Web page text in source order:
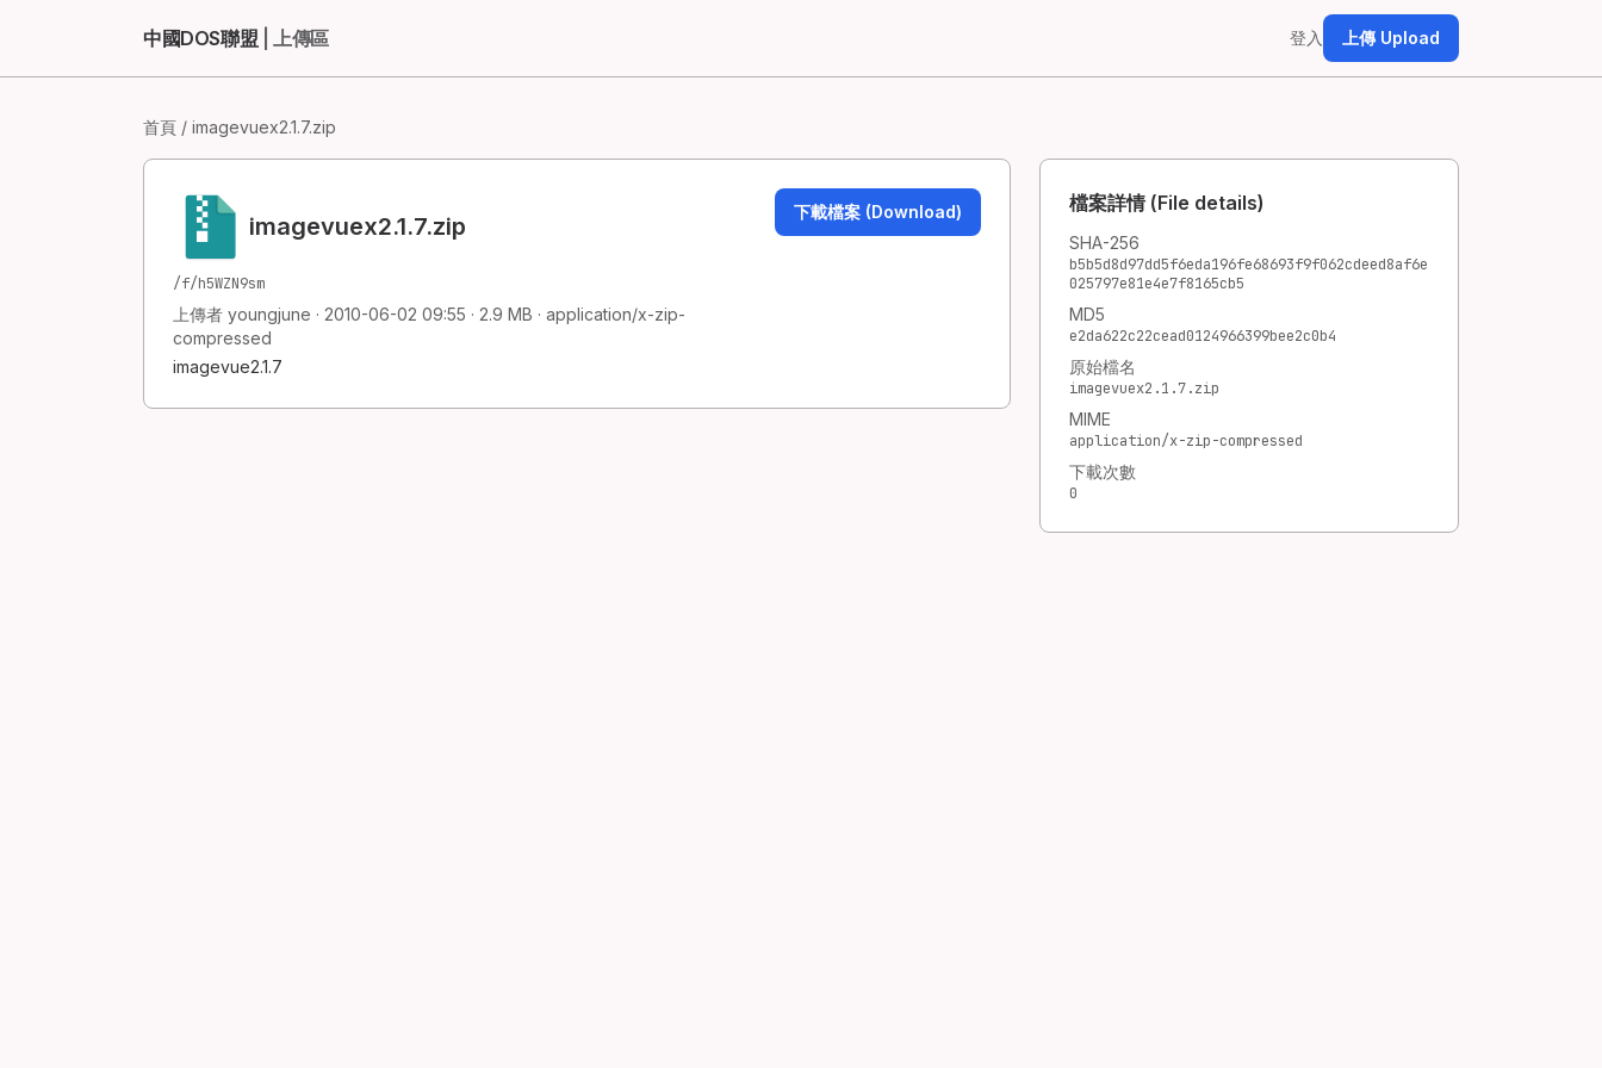
中國DOS聯盟 | 上傳區 登入 上傳 Upload
首頁 / imagevuex2.1.7.zip
imagevuex2.1.7.zip
/f/h5WZN9sm
上傳者 youngjune · 2010-06-02 09:55 · 2.9 MB · application/x-zip-
compressed
imagevue2.1.7
下載檔案 (Download) 檔案詳情 (File details)
SHA-256
b5b5d8d97dd5f6eda196fe68693f9f062cdeed8af6e
025797e81e4e7f8165cb5
MD5
e2da622c22cead0124966399bee2c0b4
原始檔名
imagevuex2.1.7.zip
MIME
application/x-zip-compressed
下載次數
0